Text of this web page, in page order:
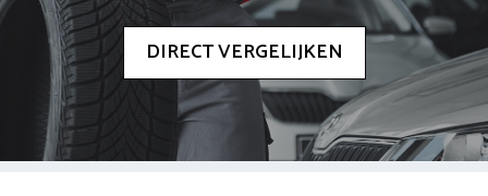
DIRECT VERGELIJKEN